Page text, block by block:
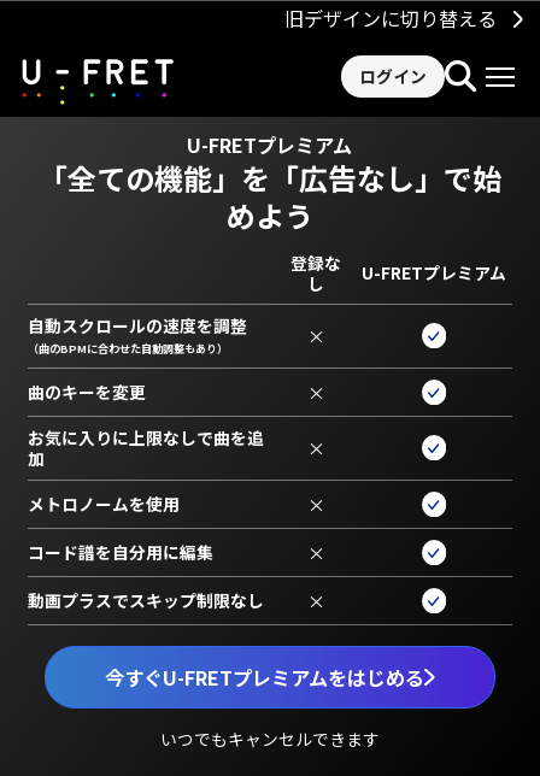
旧デザインに切り替える
ログイン
U-FRETプレミアム
「全ての機能」を 「広告なし」で始
めよう
今すぐU-FRETプレミアムをはじめる
いつでもキャンセルできます
登録な
し
U-FRETプレミアム
自動スクロールの速度を調整
（曲のBPMに合わせた自動調整もあり） ×
曲のキーを変更 ×
お気に入りに上限なしで曲を追
加
×
メトロノームを使用 ×
コード譜を自分用に編集 ×
動画プラスでスキップ制限なし ×